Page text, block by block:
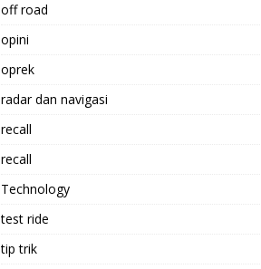
off road
opini
oprek
radar dan navigasi
recall
recall
Technology
test ride
tip trik